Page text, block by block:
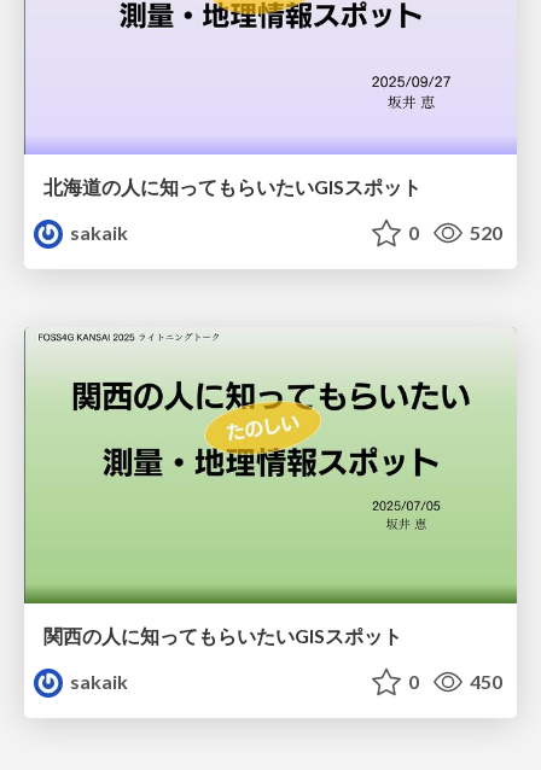
北海道の人に知ってもらいたいGISスポット
sakaik
0 520
関西の人に知ってもらいたいGISスポット
sakaik
0 450